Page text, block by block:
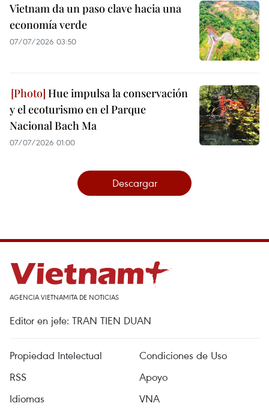
Vietnam da un paso clave hacia una
economía verde
07/07/2026 03:50
Hue impulsa la conservación
y el ecoturismo en el Parque
Nacional Bach Ma
07/07/2026 01:00
Descargar
AGENCIA VIETNAMITA DE NOTICIAS
Editor en jefe: TRAN TIEN DUAN
Propiedad Intelectual
Condiciones de Uso
RSS
Apoyo
Idiomas
VNA